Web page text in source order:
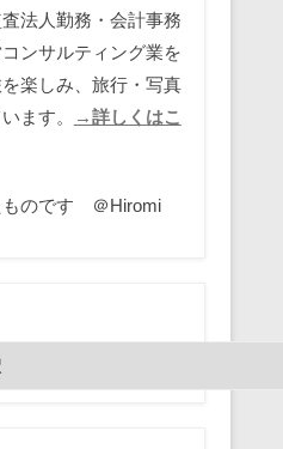
法人勤務・会計事務
ンサルティング業を
楽しみ、旅行・写真
ます。
→詳しくはこ
ものです ＠Hiromi